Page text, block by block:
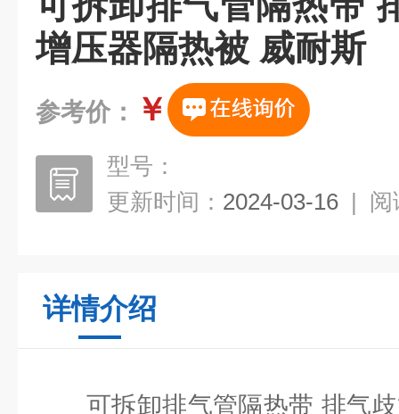
增压器隔热被 威耐斯
参考价： ￥
型号：
更新时间： 2024-03-16 | 阅
详情介绍
可拆卸排气管隔热带 排气歧